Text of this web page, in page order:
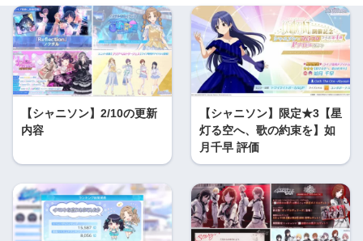
【シャニソン】2/10の更新
内容
【シャニソン】限定★3【星
灯る空へ、歌の約束を】如
月千早 評価